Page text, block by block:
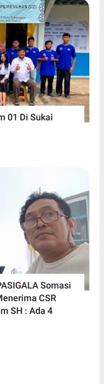
01 Di Sukai
Somasi
CSR
SH : Ada 4